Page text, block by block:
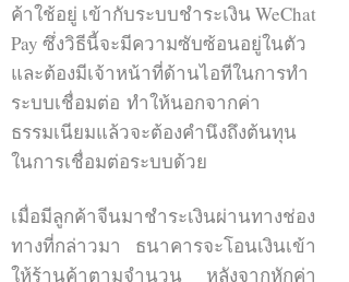
ความยากอย่างหนึ่งก็คือการหากลุ่ม
เหล่านี้เพราะไม่สามารถพิมพ์ค้นหาได้
จึงจำเป็นต้องมีคนที่อยู่ในกรุ๊ปคอยเชิญ
เราเข้าไป (ทั้งนี้บริษัท Level Up จึงได้มี
การรวบรวมกลุ่มคนจีนในเมืองไทยเป็น
จำนวนมากซึ่งมีสมาชิกอยู่มากกว่า
15,000 คนเพื่อที่จะได้อำนวยความ
สะดวกแบรนด์ที่ต้องการประชาสัมพันธ์
ผ่านช่องทางนี้)
ค้าใช้อยู่ เข้ากับระบบชำระเงิน WeChat
Pay ซึ่งวิธีนี้จะมีความซับซ้อนอยู่ในตัว
และต้องมีเจ้าหน้าที่ด้านไอทีในการทำ
ระบบเชื่อมต่อ ทำให้นอกจากค่า
ธรรมเนียมแล้วจะต้องคำนึงถึงต้นทุน
ในการเชื่อมต่อระบบด้วย
เมื่อมีลูกค้าจีนมาชำระเงินผ่านทางช่อง
ทางที่กล่าวมา ธนาคารจะโอนเงินเข้า
ให้ร้านค้าตามจำนวน หลังจากหักค่า